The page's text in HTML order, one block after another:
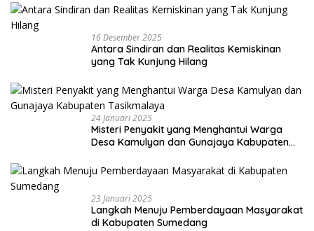
16 Desember 2025
Antara Sindiran dan Realitas Kemiskinan
yang Tak Kunjung Hilang
24 Januari 2025
Misteri Penyakit yang Menghantui Warga
Desa Kamulyan dan Gunajaya Kabupaten
23 Januari 2025
Langkah Menuju Pemberdayaan Masyarakat
di Kabupaten Sumedang